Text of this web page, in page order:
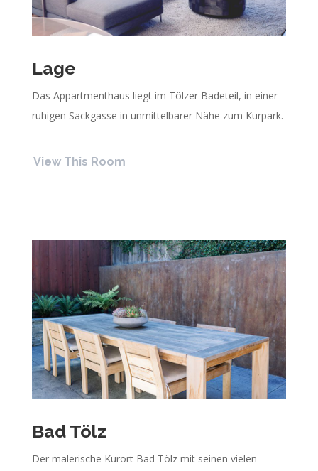
Lage
Das Appartmenthaus liegt im Tölzer Badeteil, in einer
ruhigen Sackgasse in unmittelbarer Nähe zum Kurpark.
View This Room
Bad Tölz
Der malerische Kurort Bad Tölz mit seinen vielen